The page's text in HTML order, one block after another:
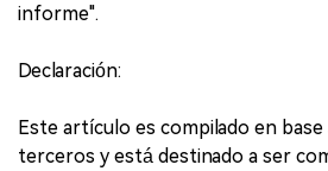
informe".
Declaración:
Este artículo es compilado en
terceros y está destinado a ser